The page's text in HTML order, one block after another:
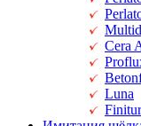
Cera
Luna